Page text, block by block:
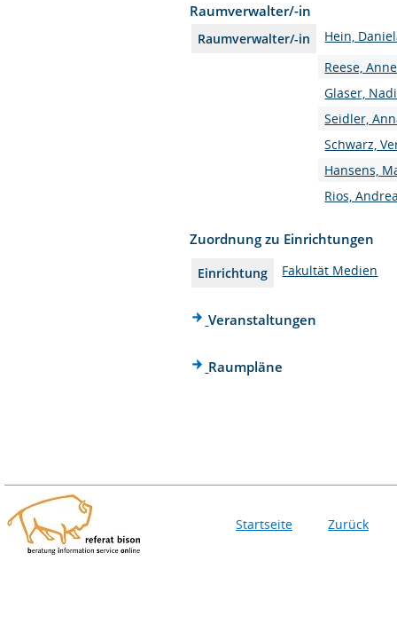
Raumverwalter/-in
Raumverwalter/-in
Hein,
Reese,
Glaser,
Seidler,
Schwarz,
Hansens,
Rios,
Zuordnung zu Einrichtungen
Einrichtung Fakultät Medien
Veranstaltungen
Raumpläne
Startseite Zurück